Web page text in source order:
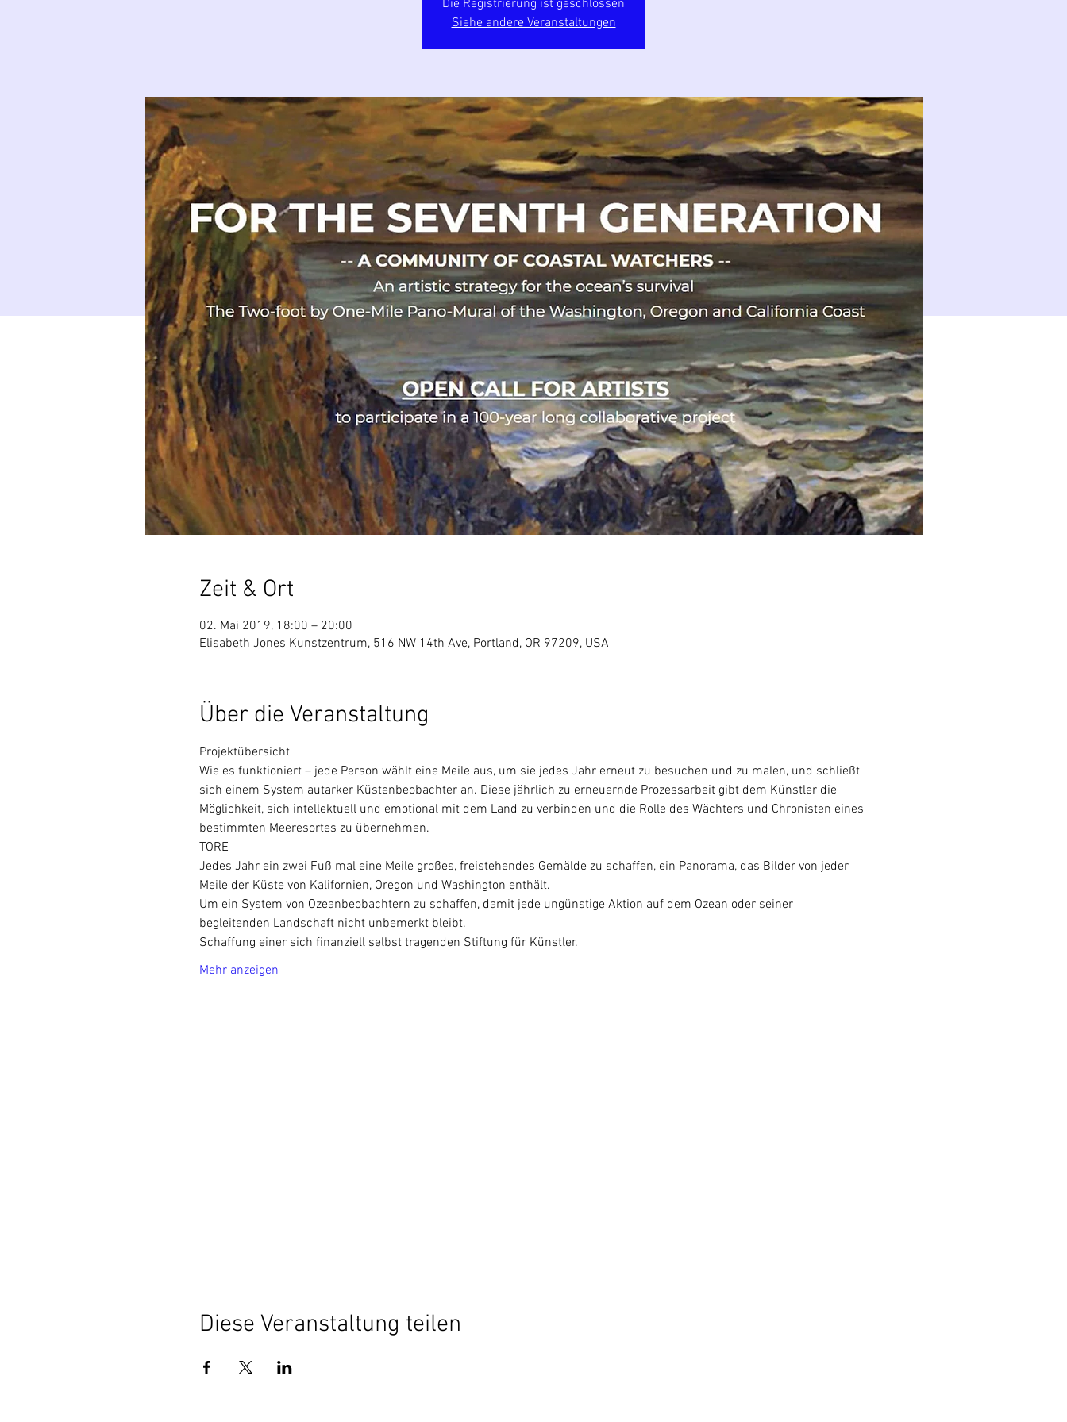
Die Registrierung ist geschlossen
Siehe andere Veranstaltungen
Zeit & Ort
02. Mai 2019, 18:00 – 20:00
Elisabeth Jones Kunstzentrum, 516 NW 14th Ave, Portland, OR 97209, USA
Über die Veranstaltung
Projektübersicht
Wie es funktioniert – jede Person wählt eine Meile aus, um sie jedes Jahr erneut zu besuchen und zu malen, und schließt
sich einem System autarker Küstenbeobachter an. Diese jährlich zu erneuernde Prozessarbeit gibt dem Künstler die
Möglichkeit, sich intellektuell und emotional mit dem Land zu verbinden und die Rolle des Wächters und Chronisten eines
bestimmten Meeresortes zu übernehmen.
TORE
Jedes Jahr ein zwei Fuß mal eine Meile großes, freistehendes Gemälde zu schaffen, ein Panorama, das Bilder von jeder
Meile der Küste von Kalifornien, Oregon und Washington enthält.
Um ein System von Ozeanbeobachtern zu schaffen, damit jede ungünstige Aktion auf dem Ozean oder seiner
begleitenden Landschaft nicht unbemerkt bleibt.
Schaffung einer sich finanziell selbst tragenden Stiftung für Künstler.
Mehr anzeigen
Diese Veranstaltung teilen